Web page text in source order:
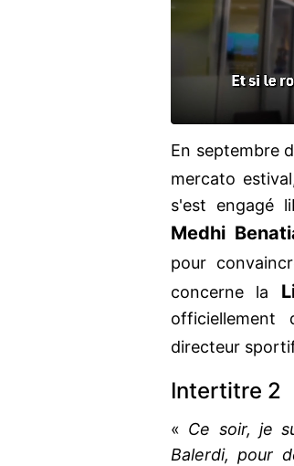
En septembre
mercato
s'est engagé
Medhi
pour
concerne la
officiellement
directeur
Intertitre 2
« Ce soir, je
Balerdi, pour